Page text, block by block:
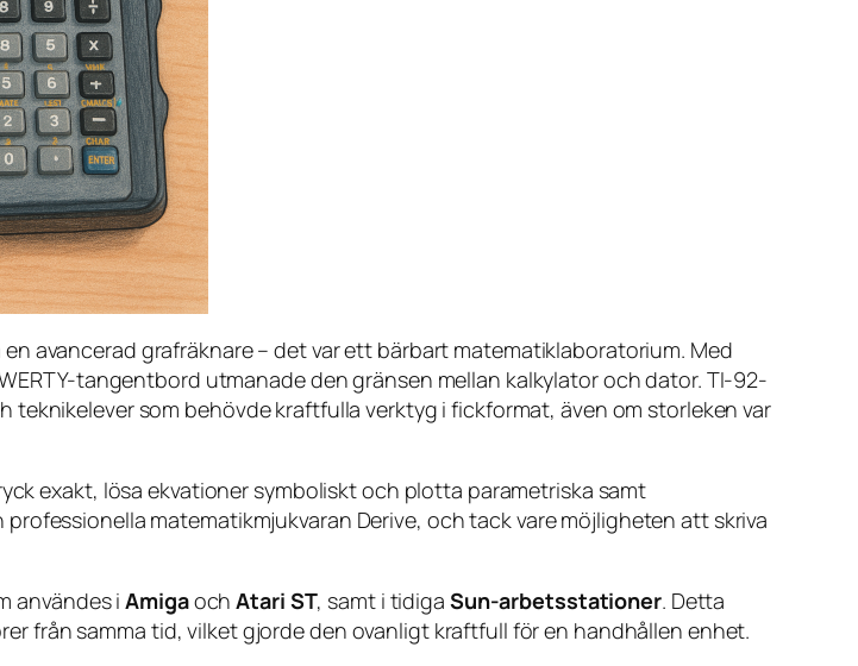
avancerad grafräknare – det var ett bärbart matematiklaboratorium. Med
tangentbord utmanade den gränsen mellan kalkylator och dator. TI-92-
som behövde kraftfulla verktyg i fickformat, även om storleken var
exakt, lösa ekvationer symboliskt och plotta parametriska samt
matematikmjukvaran Derive, och tack vare möjligheten att skriva
användes iAmigaochAtari ST, samt i tidiga Sun-arbetsstationer. Detta
från samma tid, vilket gjorde den ovanligt kraftfull för en handhållen enhet.